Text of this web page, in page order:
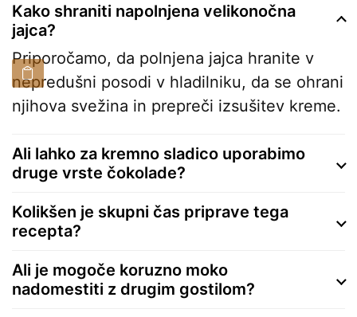
Kako shraniti napolnjena velikonočna
jajca?
Priporočamo, da polnjena jajca hranite v
nepredušni posodi v hladilniku, da se ohrani
njihova svežina in prepreči izsušitev kreme.
Ali lahko za kremno sladico uporabimo
druge vrste čokolade?
Kolikšen je skupni čas priprave tega
recepta?
Ali je mogoče koruzno moko
nadomestiti z drugim gostilom?